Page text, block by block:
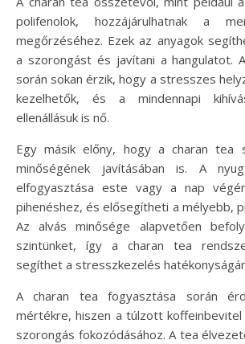
polifenolok, hozzájárulhatnak a
megőrzéséhez. Ezek az anyagok
a szorongást és javítani a hangulatot.
során sokan érzik, hogy a stresszes
kezelhetők, és a mindennapi
ellenállásuk is nő.
Egy másik előny, hogy a charan tea
minőségének javításában is. A
elfogyasztása este vagy a nap
pihenéshez, és elősegítheti a mélyebb,
Az alvás minősége alapvetően
szintünket, így a charan tea
segíthet a stresszkezelés
A charan tea fogyasztása során
mértékre, hiszen a túlzott koffeinbevitel
szorongás fokozódásához. A tea